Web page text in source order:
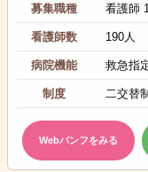
募集職種 看護師
看護師数 190人
病院機能 救急指
制度 二交替
Webパンフをみる